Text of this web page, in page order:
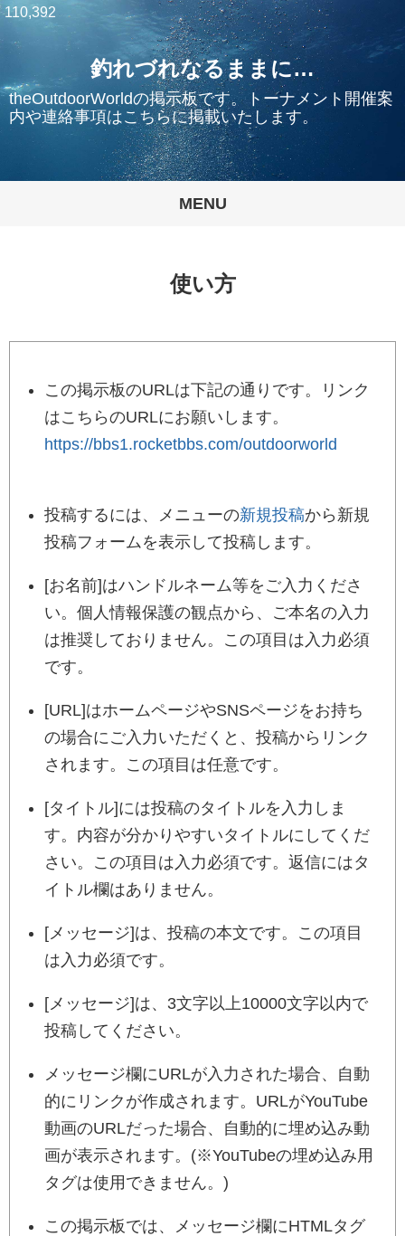
釣れづれなるままに…
theOutdoorWorldの掲示板です。トーナメント開催案
内や連絡事項はこちらに掲載いたします。
MENU
110,392
使い方
この掲示板のURLは下記の通りです。リンク
はこちらのURLにお願いします。
https://bbs1.rocketbbs.com/outdoorworld
投稿するには、メニューの新規投稿から新規
投稿フォームを表示して投稿します。
[お名前]はハンドルネーム等をご入力くださ
い。個人情報保護の観点から、ご本名の入力
は推奨しておりません。この項目は入力必須
です。
[URL]はホームページやSNSページをお持ち
の場合にご入力いただくと、投稿からリンク
されます。この項目は任意です。
[タイトル]には投稿のタイトルを入力しま
す。内容が分かりやすいタイトルにしてくだ
さい。この項目は入力必須です。返信にはタ
イトル欄はありません。
[メッセージ]は、投稿の本文です。この項目
は入力必須です。
[メッセージ]は、3文字以上10000文字以内で
投稿してください。
メッセージ欄にURLが入力された場合、自動
的にリンクが作成されます。URLがYouTube
動画のURLだった場合、自動的に埋め込み動
画が表示されます。(※YouTubeの埋め込み用
タグは使用できません。)
この掲示板では、メッセージ欄にHTMLタグ